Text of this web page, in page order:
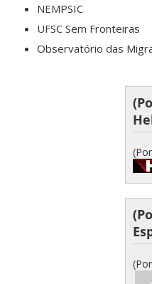
NEMPSIC
UFSC Sem Fronteiras
Observatório das